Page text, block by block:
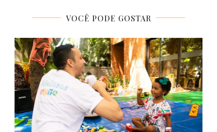
VOCÊ PODE GOSTAR